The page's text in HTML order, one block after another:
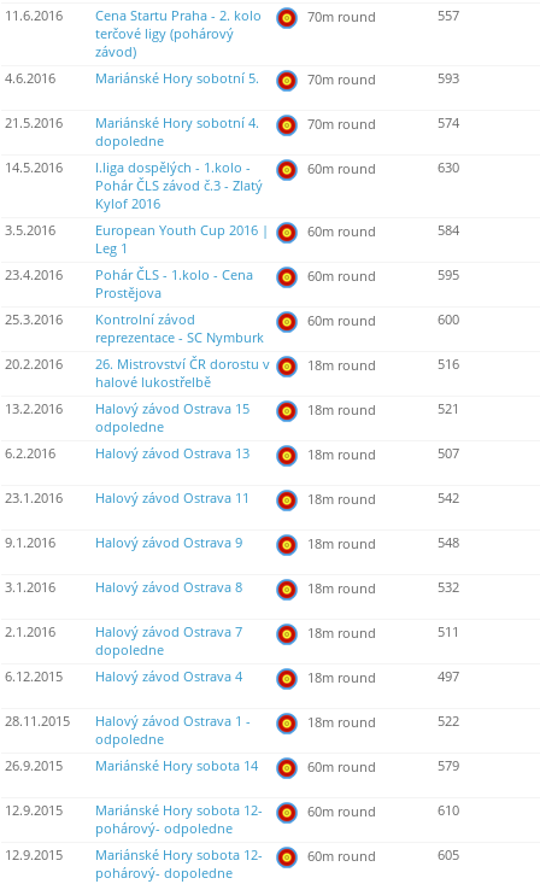
11.6.2016
Cena Startu Praha - 2. kolo
terčové ligy (pohárový
závod)
70m round 557
4.6.2016 Mariánské Hory sobotní 5. 70m round 593
21.5.2016
Mariánské Hory sobotní 4.
dopoledne
70m round 574
14.5.2016
I.liga dospělých - 1.kolo -
Pohár ČLS závod č.3 - Zlatý
Kylof 2016
60m round 630
3.5.2016
European Youth Cup 2016 |
Leg 1
60m round 584
23.4.2016
Pohár ČLS - 1.kolo - Cena
Prostějova
60m round 595
25.3.2016
Kontrolní závod
reprezentace - SC Nymburk
60m round 600
20.2.2016
26. Mistrovství ČR dorostu v
halové lukostřelbě
18m round 516
13.2.2016
Halový závod Ostrava 15
odpoledne
18m round 521
6.2.2016 Halový závod Ostrava 13 18m round 507
23.1.2016 Halový závod Ostrava 11 18m round 542
9.1.2016 Halový závod Ostrava 9 18m round 548
3.1.2016 Halový závod Ostrava 8 18m round 532
2.1.2016
Halový závod Ostrava 7
dopoledne
18m round 511
6.12.2015 Halový závod Ostrava 4 18m round 497
28.11.2015
Halový závod Ostrava 1 -
odpoledne
18m round 522
26.9.2015 Mariánské Hory sobota 14 60m round 579
12.9.2015
Mariánské Hory sobota 12-
pohárový- odpoledne
60m round 610
12.9.2015
Mariánské Hory sobota 12-
pohárový- dopoledne
60m round 605